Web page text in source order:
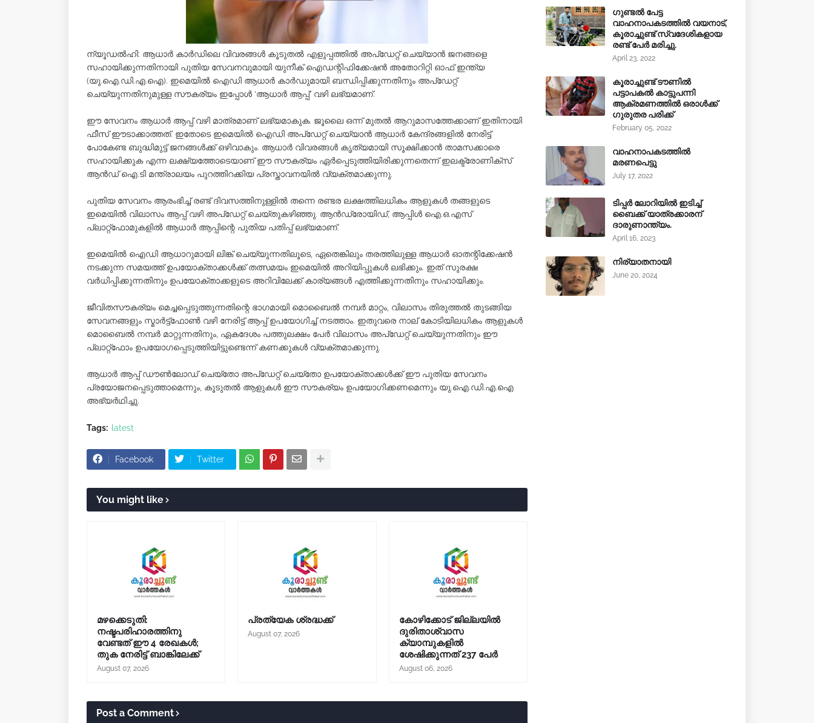
ന്യൂഡൽഹി: ആധാർ കാർഡിലെ വിവരങ്ങൾ കൂടുതൽ എളുപ്പത്തിൽ അപ്‌ഡേറ്റ് ചെയ്യാൻ ജനങ്ങളെ
സഹായിക്കുന്നതിനായി പുതിയ സേവനവുമായി യുനീക് ഐഡന്റിഫിക്കേഷൻ അതോറിറ്റി ഓഫ് ഇന്ത്യ
(യു.ഐ.ഡി.എ.ഐ). ഇമെയിൽ ഐഡി ആധാർ കാർഡുമായി ബന്ധിപ്പിക്കുന്നതിനും അപ്‌ഡേറ്റ്
ചെയ്യുന്നതിനുമുള്ള സൗകര്യം ഇപ്പോൾ ‘ആധാർ ആപ്പ്’ വഴി ലഭ്യമാണ്.
ഈ സേവനം ആധാർ ആപ്പ് വഴി മാത്രമാണ് ലഭ്യമാകുക. ജൂലൈ ഒന്ന് മുതൽ ആറുമാസത്തേക്കാണ് ഇതിനായി
ഫീസ് ഈടാക്കാത്തത്. ഇതോടെ ഇമെയിൽ ഐഡി അപ്‌ഡേറ്റ് ചെയ്യാൻ ആധാർ കേന്ദ്രങ്ങളിൽ നേരിട്ട്
പോകേണ്ട ബുദ്ധിമുട്ട് ജനങ്ങൾക്ക് ഒഴിവാകും. ആധാർ വിവരങ്ങൾ കൃത്യമായി സൂക്ഷിക്കാൻ താമസക്കാരെ
സഹായിക്കുക എന്ന ലക്ഷ്യത്തോടെയാണ് ഈ സൗകര്യം ഏർപ്പെടുത്തിയിരിക്കുന്നതെന്ന് ഇലക്ട്രോണിക്സ്
ആൻഡ് ഐ.ടി മന്ത്രാലയം പുറത്തിറക്കിയ പ്രസ്താവനയിൽ വ്യക്തമാക്കുന്നു.
പുതിയ സേവനം ആരംഭിച്ച് രണ്ട് ദിവസത്തിനുള്ളിൽ തന്നെ രണ്ടര ലക്ഷത്തിലധികം ആളുകൾ തങ്ങളുടെ
ഇമെയിൽ വിലാസം ആപ്പ് വഴി അപ്‌ഡേറ്റ് ചെയ്തുകഴിഞ്ഞു. ആൻഡ്രോയിഡ്, ആപ്പിൾ ഐ.ഒ.എസ്
പ്ലാറ്റ്‌ഫോമുകളിൽ ആധാർ ആപ്പിന്റെ പുതിയ പതിപ്പ് ലഭ്യമാണ്.
ഇമെയിൽ ഐഡി ആധാറുമായി ലിങ്ക് ചെയ്യുന്നതിലൂടെ, ഏതെങ്കിലും തരത്തിലുള്ള ആധാർ ഓതന്റിക്കേഷൻ
നടക്കുന്ന സമയത്ത് ഉപയോക്താക്കൾക്ക് തത്സമയം ഇമെയിൽ അറിയിപ്പുകൾ ലഭിക്കും. ഇത് സുരക്ഷ
വർധിപ്പിക്കുന്നതിനും ഉപയോക്താക്കളുടെ അറിവിലേക്ക് കാര്യങ്ങൾ എത്തിക്കുന്നതിനും സഹായിക്കും.
ജീവിതസൗകര്യം മെച്ചപ്പെടുത്തുന്നതിന്റെ ഭാഗമായി മൊബൈൽ നമ്പർ മാറ്റം, വിലാസം തിരുത്തൽ തുടങ്ങിയ
സേവനങ്ങളും സ്മാർട്ട്ഫോൺ വഴി നേരിട്ട് ആപ്പ് ഉപയോഗിച്ച് നടത്താം. ഇതുവരെ നാല് കോടിയിലധികം ആളുകൾ
മൊബൈൽ നമ്പർ മാറ്റുന്നതിനും, ഏകദേശം പത്തുലക്ഷം പേർ വിലാസം അപ്‌ഡേറ്റ് ചെയ്യുന്നതിനും ഈ
പ്ലാറ്റ്‌ഫോം ഉപയോഗപ്പെടുത്തിയിട്ടുണ്ടെന്ന് കണക്കുകൾ വ്യക്തമാക്കുന്നു.
ആധാർ ആപ്പ് ഡൗൺലോഡ് ചെയ്തോ അപ്‌ഡേറ്റ് ചെയ്തോ ഉപയോക്താക്കൾക്ക് ഈ പുതിയ സേവനം
പ്രയോജനപ്പെടുത്താമെന്നും, കൂടുതൽ ആളുകൾ ഈ സൗകര്യം ഉപയോഗിക്കണമെന്നും യു.ഐ.ഡി.എ.ഐ
അഭ്യർഥിച്ചു.
Tags: latest
Facebook Twitter
You might like
മഴക്കെടുതി:
നഷ്ടപരിഹാരത്തിനു
വേണ്ടത് ഈ 4 രേഖകൾ;
തുക നേരിട്ട് ബാങ്കിലേക്ക്
August 07, 2026
പ്രത്യേക ശ്രദ്ധക്ക്
August 07, 2026
കോഴിക്കോട് ജില്ലയില്‍
ദുരിതാശ്വാസ
ക്യാമ്പുകളില്‍
ശേഷിക്കുന്നത് 237 പേര്‍
August 06, 2026
Post a Comment
ഗുണ്ടൽ പേട്ട
വാഹനാപകടത്തിൽ വയനാട്,
കൂരാച്ചുണ്ട് സ്വദേശികളായ
രണ്ട് പേർ മരിച്ചു.
April 23, 2022
കൂരാച്ചുണ്ട് ടൗണിൽ
പട്ടാപകൽ കാട്ടുപന്നി
ആക്രമണത്തിൽ ഒരാൾക്ക്
ഗുരുതര പരിക്ക്
February 05, 2022
വാഹനാപകടത്തിൽ
മരണപെട്ടു
July 17, 2022
ടിപ്പർ ലോറിയിൽ ഇടിച്ച്
ബൈക്ക് യാത്രക്കാരന്
ദാരുണാന്ത്യം.
April 16, 2023
നിര്യാതനായി
June 20, 2024